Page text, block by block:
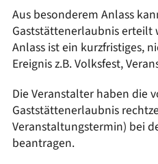
Aus besonderem Anlass
Gaststättenerlaubnis erteilt
Anlass ist ein kurzfristiges,
Ereignis z.B. Volksfest,
Die Veranstalter haben die
Gaststättenerlaubnis
Veranstaltungstermin) bei
beantragen.